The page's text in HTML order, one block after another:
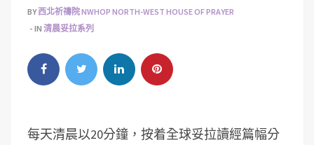
BY西北祈禱院 NWHOP NORTH-WEST HOUSE OF PRAYER
IN 清晨妥拉系列
每天清晨以20分鐘，按着全球妥拉讀經篇幅分